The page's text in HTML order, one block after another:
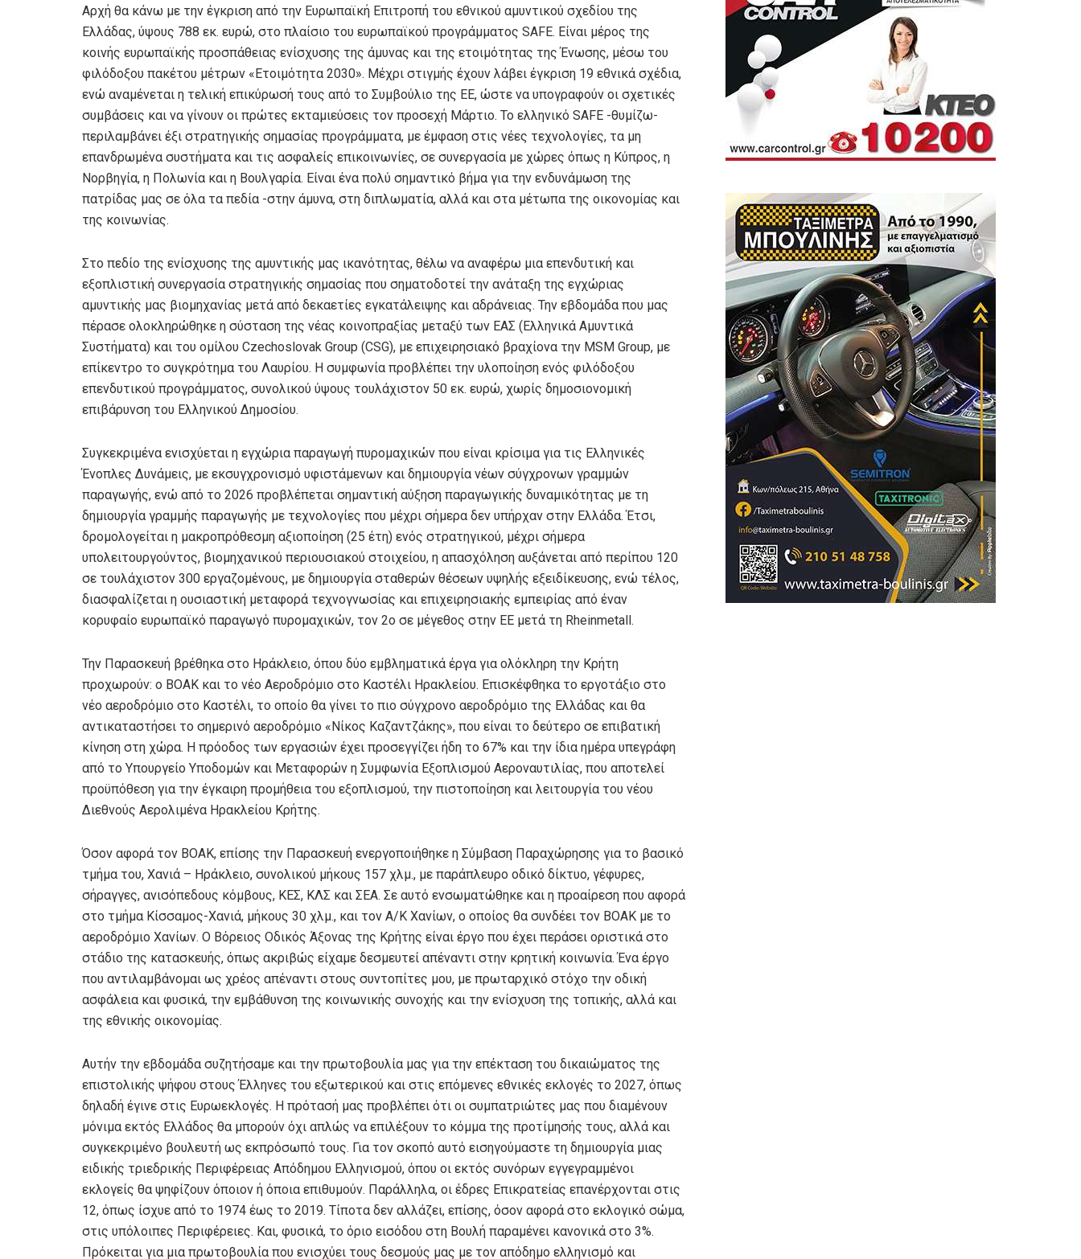
Αρχή θα κάνω με την έγκριση από την Ευρωπαϊκή Επιτροπή του εθνικού αμυντικού σχεδίου της
Ελλάδας, ύψους 788 εκ. ευρώ, στο πλαίσιο του ευρωπαϊκού προγράμματος SAFE. Είναι μέρος της
κοινής ευρωπαϊκής προσπάθειας ενίσχυσης της άμυνας και της ετοιμότητας της Ένωσης, μέσω του
φιλόδοξου πακέτου μέτρων «Ετοιμότητα 2030». Μέχρι στιγμής έχουν λάβει έγκριση 19 εθνικά σχέδια,
ενώ αναμένεται η τελική επικύρωσή τους από το Συμβούλιο της ΕΕ, ώστε να υπογραφούν οι σχετικές
συμβάσεις και να γίνουν οι πρώτες εκταμιεύσεις τον προσεχή Μάρτιο. Το ελληνικό SAFE -θυμίζω-
περιλαμβάνει έξι στρατηγικής σημασίας προγράμματα, με έμφαση στις νέες τεχνολογίες, τα μη
επανδρωμένα συστήματα και τις ασφαλείς επικοινωνίες, σε συνεργασία με χώρες όπως η Κύπρος, η
Νορβηγία, η Πολωνία και η Βουλγαρία. Είναι ένα πολύ σημαντικό βήμα για την ενδυνάμωση της
πατρίδας μας σε όλα τα πεδία -στην άμυνα, στη διπλωματία, αλλά και στα μέτωπα της οικονομίας και
της κοινωνίας.
Στο πεδίο της ενίσχυσης της αμυντικής μας ικανότητας, θέλω να αναφέρω μια επενδυτική και
εξοπλιστική συνεργασία στρατηγικής σημασίας που σηματοδοτεί την ανάταξη της εγχώριας
αμυντικής μας βιομηχανίας μετά από δεκαετίες εγκατάλειψης και αδράνειας. Την εβδομάδα που μας
πέρασε ολοκληρώθηκε η σύσταση της νέας κοινοπραξίας μεταξύ των ΕΑΣ (Ελληνικά Αμυντικά
Συστήματα) και του ομίλου Czechoslovak Group (CSG), με επιχειρησιακό βραχίονα την MSM Group, με
επίκεντρο το συγκρότημα του Λαυρίου. Η συμφωνία προβλέπει την υλοποίηση ενός φιλόδοξου
επενδυτικού προγράμματος, συνολικού ύψους τουλάχιστον 50 εκ. ευρώ, χωρίς δημοσιονομική
επιβάρυνση του Ελληνικού Δημοσίου.
Συγκεκριμένα ενισχύεται η εγχώρια παραγωγή πυρομαχικών που είναι κρίσιμα για τις Ελληνικές
Ένοπλες Δυνάμεις, με εκσυγχρονισμό υφιστάμενων και δημιουργία νέων σύγχρονων γραμμών
παραγωγής, ενώ από το 2026 προβλέπεται σημαντική αύξηση παραγωγικής δυναμικότητας με τη
δημιουργία γραμμής παραγωγής με τεχνολογίες που μέχρι σήμερα δεν υπήρχαν στην Ελλάδα. Έτσι,
δρομολογείται η μακροπρόθεσμη αξιοποίηση (25 έτη) ενός στρατηγικού, μέχρι σήμερα
υπολειτουργούντος, βιομηχανικού περιουσιακού στοιχείου, η απασχόληση αυξάνεται από περίπου 120
σε τουλάχιστον 300 εργαζομένους, με δημιουργία σταθερών θέσεων υψηλής εξειδίκευσης, ενώ τέλος,
διασφαλίζεται η ουσιαστική μεταφορά τεχνογνωσίας και επιχειρησιακής εμπειρίας από έναν
κορυφαίο ευρωπαϊκό παραγωγό πυρομαχικών, τον 2ο σε μέγεθος στην ΕΕ μετά τη Rheinmetall.
Την Παρασκευή βρέθηκα στο Ηράκλειο, όπου δύο εμβληματικά έργα για ολόκληρη την Κρήτη
προχωρούν: ο ΒΟΑΚ και το νέο Αεροδρόμιο στο Καστέλι Ηρακλείου. Επισκέφθηκα το εργοτάξιο στο
νέο αεροδρόμιο στο Καστέλι, το οποίο θα γίνει το πιο σύγχρονο αεροδρόμιο της Ελλάδας και θα
αντικαταστήσει το σημερινό αεροδρόμιο «Νίκος Καζαντζάκης», που είναι το δεύτερο σε επιβατική
κίνηση στη χώρα. Η πρόοδος των εργασιών έχει προσεγγίζει ήδη το 67% και την ίδια ημέρα υπεγράφη
από το Υπουργείο Υποδομών και Μεταφορών η Συμφωνία Εξοπλισμού Αεροναυτιλίας, που αποτελεί
προϋπόθεση για την έγκαιρη προμήθεια του εξοπλισμού, την πιστοποίηση και λειτουργία του νέου
Διεθνούς Αερολιμένα Ηρακλείου Κρήτης.
Όσον αφορά τον ΒΟΑΚ, επίσης την Παρασκευή ενεργοποιήθηκε η Σύμβαση Παραχώρησης για το βασικό
τμήμα του, Χανιά – Ηράκλειο, συνολικού μήκους 157 χλμ., με παράπλευρο οδικό δίκτυο, γέφυρες,
σήραγγες, ανισόπεδους κόμβους, ΚΕΣ, ΚΛΣ και ΣΕΑ. Σε αυτό ενσωματώθηκε και η προαίρεση που αφορά
στο τμήμα Κίσσαμος-Χανιά, μήκους 30 χλμ., και τον Α/Κ Χανίων, ο οποίος θα συνδέει τον ΒΟΑΚ με το
αεροδρόμιο Χανίων. Ο Βόρειος Οδικός Άξονας της Κρήτης είναι έργο που έχει περάσει οριστικά στο
στάδιο της κατασκευής, όπως ακριβώς είχαμε δεσμευτεί απέναντι στην κρητική κοινωνία. Ένα έργο
που αντιλαμβάνομαι ως χρέος απέναντι στους συντοπίτες μου, με πρωταρχικό στόχο την οδική
ασφάλεια και φυσικά, την εμβάθυνση της κοινωνικής συνοχής και την ενίσχυση της τοπικής, αλλά και
της εθνικής οικονομίας.
Αυτήν την εβδομάδα συζητήσαμε και την πρωτοβουλία μας για την επέκταση του δικαιώματος της
επιστολικής ψήφου στους Έλληνες του εξωτερικού και στις επόμενες εθνικές εκλογές το 2027, όπως
δηλαδή έγινε στις Ευρωεκλογές. Η πρότασή μας προβλέπει ότι οι συμπατριώτες μας που διαμένουν
μόνιμα εκτός Ελλάδος θα μπορούν όχι απλώς να επιλέξουν το κόμμα της προτίμησής τους, αλλά και
συγκεκριμένο βουλευτή ως εκπρόσωπό τους. Για τον σκοπό αυτό εισηγούμαστε τη δημιουργία μιας
ειδικής τριεδρικής Περιφέρειας Απόδημου Ελληνισμού, όπου οι εκτός συνόρων εγγεγραμμένοι
εκλογείς θα ψηφίζουν όποιον ή όποια επιθυμούν. Παράλληλα, οι έδρες Επικρατείας επανέρχονται στις
12, όπως ίσχυε από το 1974 έως το 2019. Τίποτα δεν αλλάζει, επίσης, όσον αφορά στο εκλογικό σώμα,
στις υπόλοιπες Περιφέρειες. Και, φυσικά, το όριο εισόδου στη Βουλή παραμένει κανονικά στο 3%.
Πρόκειται για μια πρωτοβουλία που ενισχύει τους δεσμούς μας με τον απόδημο ελληνισμό και